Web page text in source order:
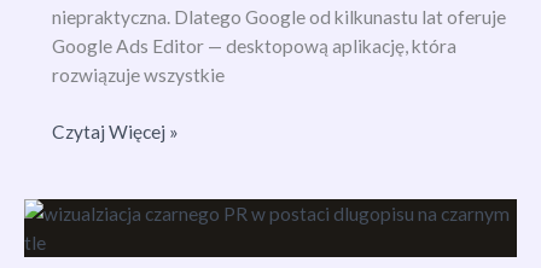
niepraktyczna. Dlatego Google od kilkunastu lat oferuje
Google Ads Editor — desktopową aplikację, która
rozwiązuje wszystkie
Google
–
Czytaj Więcej »